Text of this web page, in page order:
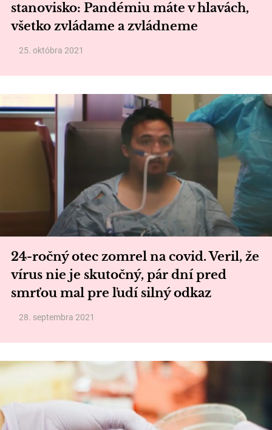
stanovisko: Pandémiu máte v hlavách,
všetko zvládame a zvládneme
25. októbra 2021
24-ročný otec zomrel na covid. Veril, že
vírus nie je skutočný, pár dní pred
smrťou mal pre ľudí silný odkaz
28. septembra 2021